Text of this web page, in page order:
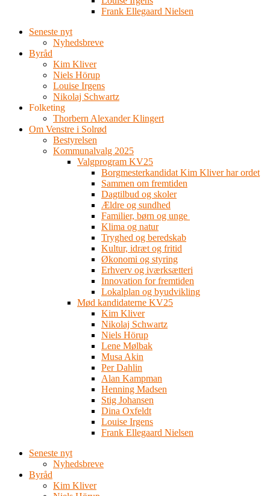
Frank Ellegaard Nielsen
Seneste nyt
Nyhedsbreve
Byråd
Kim Kliver
Niels Hörup
Louise Irgens
Nikolaj Schwartz
Folketing
Thorbern Alexander Klingert
Om Venstre i Solrød
Bestyrelsen
Kommunalvalg 2025
Valgprogram KV25
Borgmesterkandidat Kim Kliver har ordet
Sammen om fremtiden
Dagtilbud og skoler
Ældre og sundhed
Familier, børn og unge
Klima og natur
Tryghed og beredskab
Kultur, idræt og fritid
Økonomi og styring
Erhverv og iværksætteri
Innovation for fremtiden
Lokalplan og byudvikling
Mød kandidaterne KV25
Kim Kliver
Nikolaj Schwartz
Niels Hörup
Lene Mølbak
Musa Akin
Per Dahlin
Alan Kampman
Henning Madsen
Stig Johansen
Dina Oxfeldt
Louise Irgens
Frank Ellegaard Nielsen
Seneste nyt
Nyhedsbreve
Byråd
Kim Kliver